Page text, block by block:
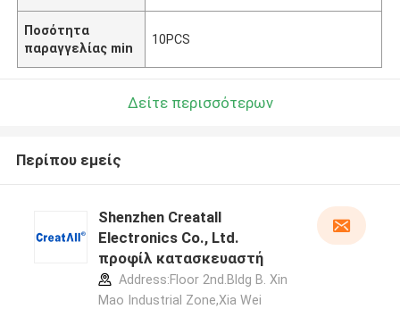
Ποσότητα
παραγγελίας min
10PCS
Δείτε περισσότερων
Περίπου εμείς
Shenzhen Creatall
Electronics Co., Ltd.
προφίλ κατασκευαστή
Address:Floor 2nd.Bldg B. Xin
Mao Industrial Zone,Xia Wei